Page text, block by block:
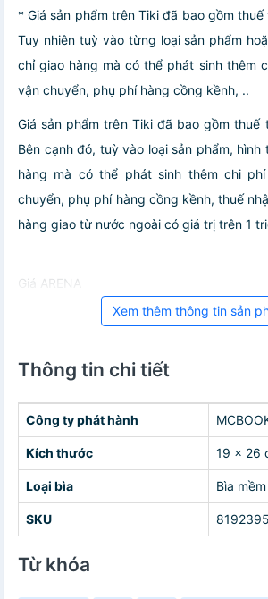
* Giá sản phẩm trên Tiki đã bao gồm thuế
Tuy nhiên tuỳ vào từng loại sản phẩm
chỉ giao hàng mà có thể phát sinh thêm
vận chuyển, phụ phí hàng cồng kềnh, ..
Giá sản phẩm trên Tiki đã bao gồm thuế
Bên cạnh đó, tuỳ vào loại sản phẩm,
hàng mà có thể phát sinh thêm chi
chuyển, phụ phí hàng cồng kềnh, thuế
hàng giao từ nước ngoài có giá trị trên 1
Giá ARENA
Xem thêm thông tin sản
Thông tin chi tiết
Công ty phát hành
Kích thước 19 x 26
Loại bìa Bìa mềm
SKU
Từ khóa